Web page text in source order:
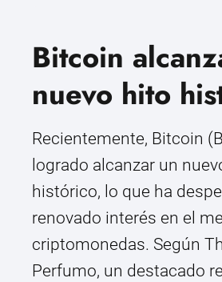
Bitcoin
nuevo hito
Recientemente, Bitcoin
logrado alcanzar un
histórico, lo que ha
renovado interés en el
criptomonedas. Según
Perfumo, un destacado